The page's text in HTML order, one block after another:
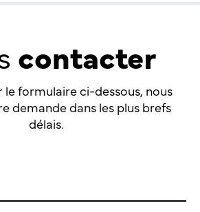
contacter
formulaire ci-dessous, nous
demande dans les plus brefs
délais.